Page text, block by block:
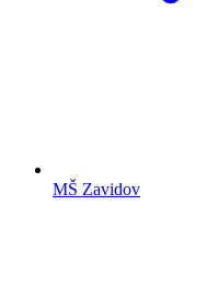
MŠ Zavidov